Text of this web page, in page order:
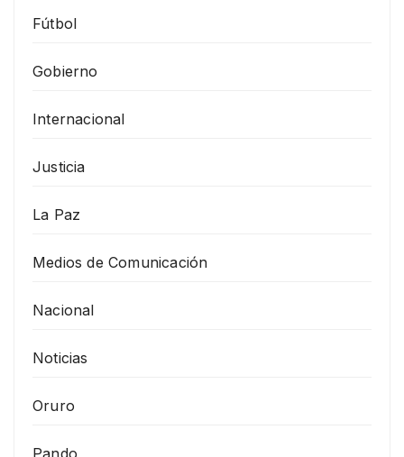
Fútbol
Gobierno
Internacional
Justicia
La Paz
Medios de Comunicación
Nacional
Noticias
Oruro
Pando